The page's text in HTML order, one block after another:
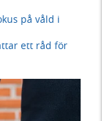
på våld i
ett råd för